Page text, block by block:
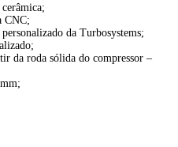
CNC;
da Turbosystems;
da roda sólida do compressor –